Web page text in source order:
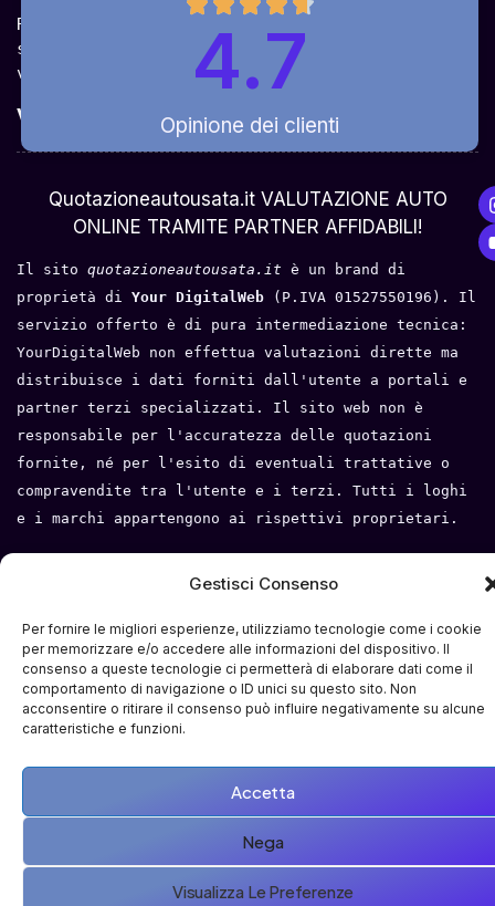
Gestisci Consenso
Per fornire le migliori esperienze, utilizziamo tecnologie come i cookie
per memorizzare e/o accedere alle informazioni del dispositivo. Il
consenso a queste tecnologie ci permetterà di elaborare dati come il
comportamento di navigazione o ID unici su questo sito. Non
acconsentire o ritirare il consenso può influire negativamente su alcune
caratteristiche e funzioni.
Accetta
Nega
Visualizza Le Preferenze
Ricevi la quotazione dai vari partner e potrai
sceglierla come venderla in modo sicuro,
veloce e rapido!
Valuta Per ModelloOpinione dei clienti
4.7
Quotazioneautousata.it VALUTAZIONE AUTO
ONLINE TRAMITE PARTNER AFFIDABILI!
Il sito quotazioneautousata.it è un brand di
proprietà di Your DigitalWeb
(P.IVA 01527550196). Il
servizio offerto è di pura intermediazione tecnica:
YourDigitalWeb non effettua valutazioni dirette ma
distribuisce i dati forniti dall'utente a portali e
partner terzi specializzati. Il sito web non è
responsabile per l'accuratezza delle quotazioni
fornite, né per l'esito di eventuali trattative o
compravendite tra l'utente e i terzi. Tutti i loghi
e i marchi appartengono ai rispettivi proprietari.
Mappa del sito